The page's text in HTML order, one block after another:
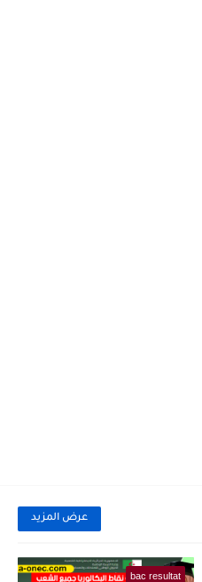
عرض المزيد
bac resultat